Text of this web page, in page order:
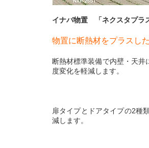
イナバ物置 「ネクスタプラ
物置に断熱材をプラスし
断熱材標準装備で内壁・天
度変化を軽減します。
扉タイプとドアタイプの2種
減します。